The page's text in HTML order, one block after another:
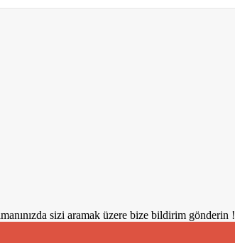
sizi aramak üzere bize bildirim gönderin !